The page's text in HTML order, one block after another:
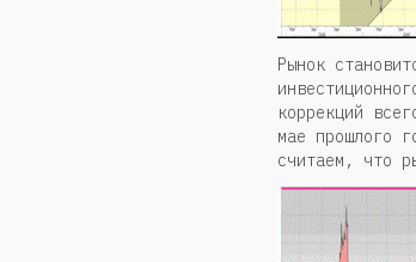
Рынок
коррекций
мае прошлого
считаем, что